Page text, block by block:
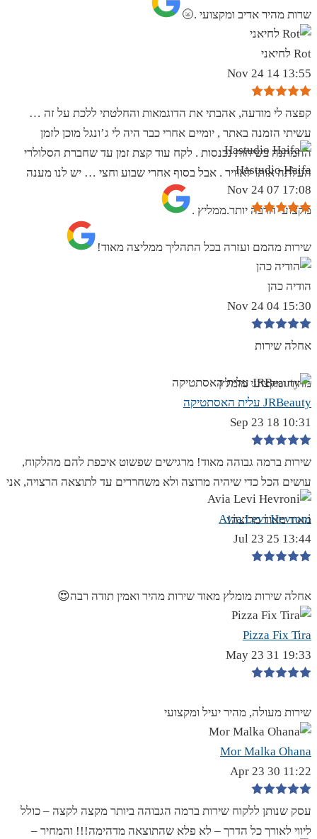
שרות מהיר אדיב ומקצועי .🌝
Rot לחיאני
13:55 14 Nov 24
קפצה לי מודעה, אהבתי את הדוגמאות והחלטתי ללכת על זה …
עשיתי הזמנה באתר , יומיים אחרי כבר היה לי ג’ונגל מוכן לזמן
ההמתנה בשיחות נכנסות . לקח עוד קצת זמן עד שחברת הסלולרי
העלתה אותו לאוויר . אבל בסוף אחרי שבוע וחצי … יש לנו מענה
מקצועי הרבה יותר.ממליץ .
Hastudio Haifa
17:08 07 Nov 24
שירות מהמם ועזרה בכל התהליך ממליצה מאוד!
הודיה כהן
15:30 04 Nov 24
אחלה שירות
מהיר ומקצועי מומלץ
JRBeauty עלית האסתטיקה
10:31 18 Sep 23
שירות ברמה גבוהה מאוד! מרגישים שפשוט איכפת להם מהלקוח,
עושים הכל כדי שיהיה מרוצה ולא משחררים עד לתוצאה הרצויה, אני
מאוד מאוד מרוצה!
Avia Levi Hevroni
13:44 25 Jul 23
אחלה שירות מומלץ מאוד שירות מהיר ואמין תודה רבה😍
Pizza Fix Tira
19:33 31 May 23
שירות מעולה, מהיר יעיל ומקצועי
Mor Malka Ohana
11:22 30 Apr 23
עסק שנותן ללקוח שירות ברמה הגבוהה ביותר מקצה לקצה – כולל
ליווי לאורך כל הדרך – לא פלא שהתוצאה מדהימה!!! והמחיר –